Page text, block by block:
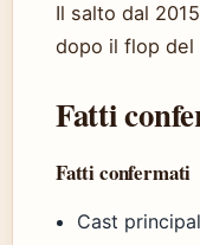
Il salto dal
dopo il flop del
Fatti
Fatti confermati
Cast